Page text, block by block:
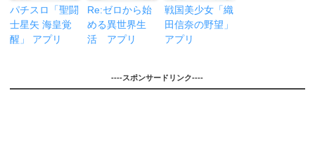
パチスロ「聖闘
士星矢 海皇覚
醒」 アプリ
Re:ゼロから始
める異世界生
活 アプリ
戦国美少女「織
田信奈の野望」
アプリ
----スポンサードリンク----